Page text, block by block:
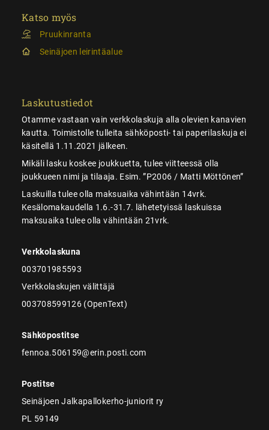
Katso myös
Pruukinranta
Seinäjoen leirintäalue
Laskutustiedot
Otamme vastaan vain verkkolaskuja alla olevien kanavien
kautta. Toimistolle tulleita sähköposti- tai paperilaskuja ei
käsitellä 1.11.2021 jälkeen.
Mikäli lasku koskee joukkuetta, tulee viitteessä olla
joukkueen nimi ja tilaaja. Esim. ”P2006 / Matti Möttönen”
Laskuilla tulee olla maksuaika vähintään 14vrk.
Kesälomakaudella 1.6.-31.7. lähetetyissä laskuissa
maksuaika tulee olla vähintään 21vrk.
Verkkolaskuna
003701985593
Verkkolaskujen välittäjä
003708599126 (OpenText)
Sähköpostitse
fennoa.506159@erin.posti.com
Postitse
Seinäjoen Jalkapallokerho-juniorit ry
PL 59149